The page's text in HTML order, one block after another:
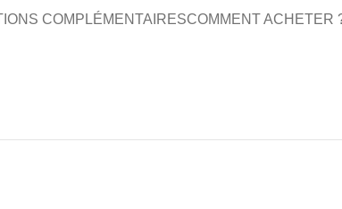
COMPLÉMENTAIRESCOMMENT ACHETER